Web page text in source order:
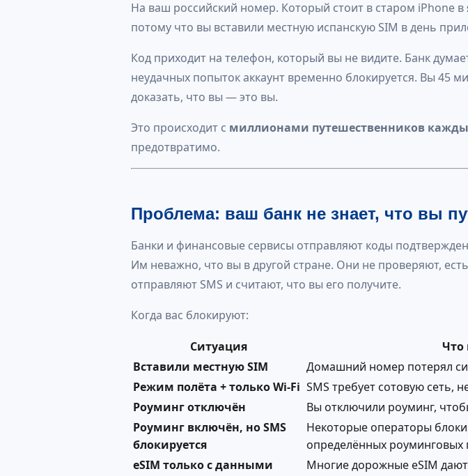
На ваш российский номер. Который стоит в старом iPhone в
потому что вы вставили местную испанскую SIM в день
Код приходит на телефон, который вы не видите. Банк
неудачных попыток аккаунт временно блокируется. Вы 45
доказать, что вы — это вы.
Это происходит с миллионами путешественников
предотвратимо.
Проблема: ваш банк не знает, что вы
Банки и финансовые сервисы отправляют коды
Им неважно, что вы в другой стране. Они не проверяют,
отправляют SMS и считают, что вы его получите.
Когда вас блокируют:
Ситуация
Что
Вставили местную SIM
Домашний номер потерял
Режим полёта + только Wi-Fi SMS требует сотовую сеть,
Роуминг отключён
Вы отключили роуминг,
Роуминг включён, но SMS
блокируется
Некоторые операторы
определённых роуминговых
eSIM только с данными
Многие дорожные eSIM дают